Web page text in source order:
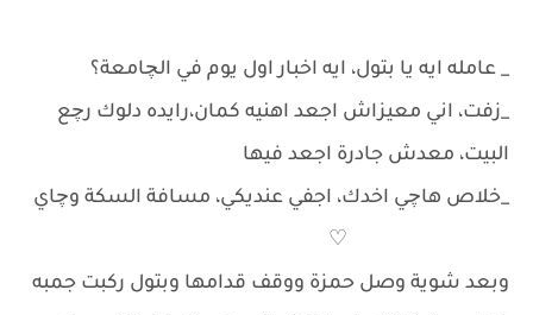
_ عامله ايه يا بتول، ايه اخبار اول يوم في الچامعة؟
_زفت، اني معيزاش اجعد اهنيه كمان،رايده دلوك رچع
البيت، معدش جادرة اجعد فيها
_خلاص هاچي اخدك، اجفي عنديكي، مسافة السكة وچاي
♡
وبعد شوية وصل حمزة ووقف قدامها وبتول ركبت جمبه